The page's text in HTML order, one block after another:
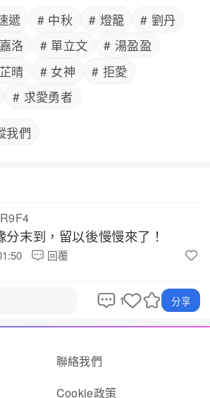
遞 # 中秋 # 燈籠
# 劉丹
洛 # 單立文
# 湯盈盈
晴 # 女神
# 拒愛
# 求愛勇者
我們
分末到，留以後慢慢來了！
回覆
1 分享
聯絡我們
Cookie政策